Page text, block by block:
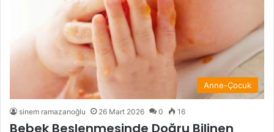
Anne-Çocuk
sinem ramazanoğlu 26 Mart 2026 0 16
Bebek Beslenmesinde Doğru Bilinen